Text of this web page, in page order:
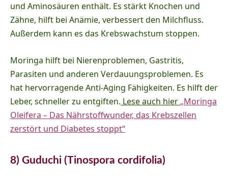
und Aminosäuren enthält. Es stärkt Knochen und
Zähne, hilft bei Anämie, verbessert den Milchfluss.
Außerdem kann es das Krebswachstum stoppen.
Moringa hilft bei Nierenproblemen, Gastritis,
Parasiten und anderen Verdauungsproblemen. Es
hat hervorragende Anti-Aging Fähigkeiten. Es hilft der
Leber, schneller zu entgiften. Lese auch hier„Moringa
Oleifera – Das Nährstoffwunder, das Krebszellen
zerstört und Diabetes stoppt“
8) Guduchi (Tinospora cordifolia)